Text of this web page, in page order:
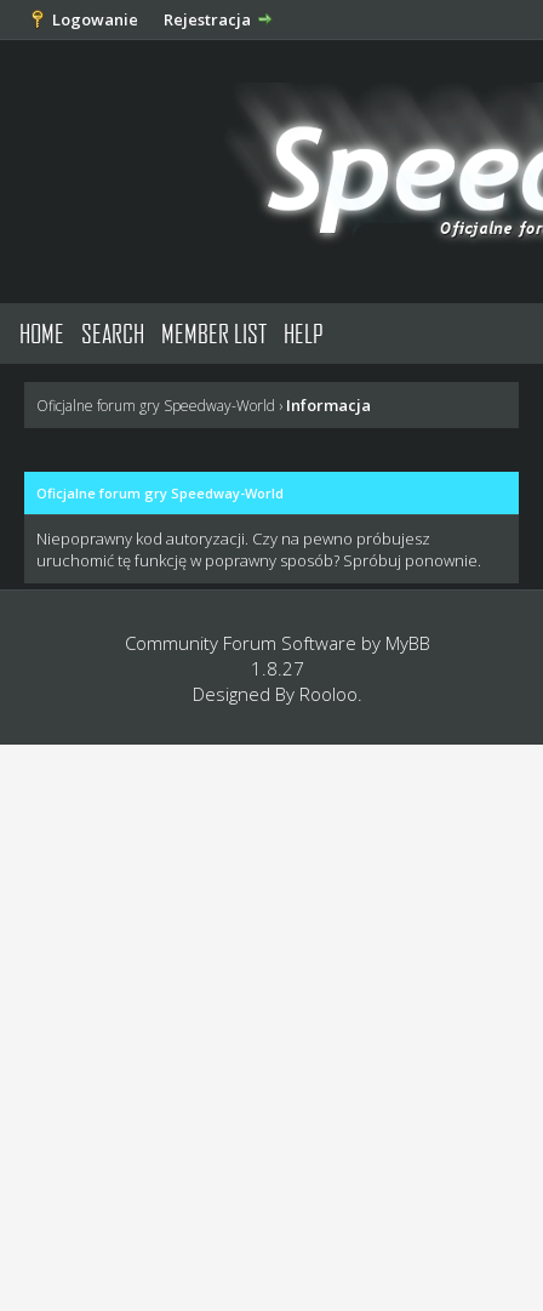
Logowanie Rejestracja
HOME SEARCH MEMBER LIST HELP
Oficjalne forum gry Speedway-World › Informacja
Oficjalne forum gry Speedway-World
Niepoprawny kod autoryzacji. Czy na pewno próbujesz
uruchomić tę funkcję w poprawny sposób? Spróbuj ponownie.
Community Forum Software by MyBB
1.8.27
Designed By Rooloo.